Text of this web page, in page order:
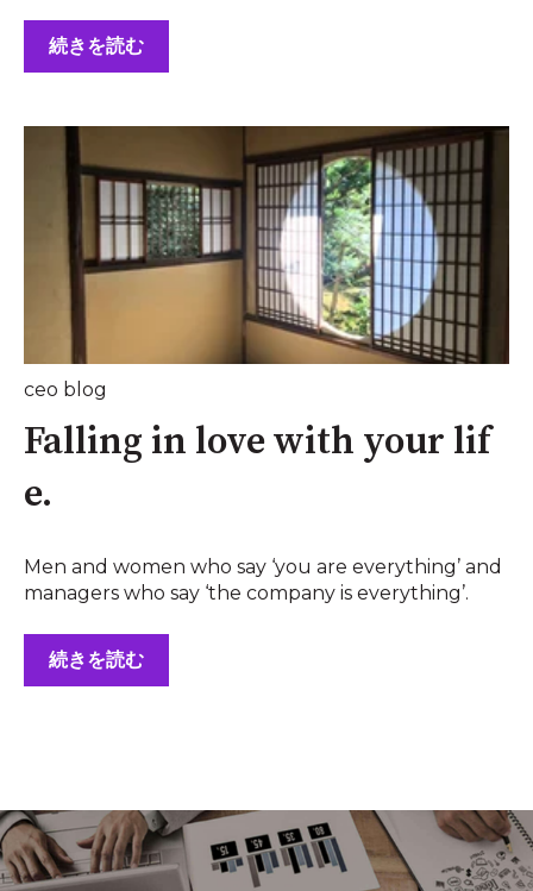
続きを読む
ceo blog
Falling in love with your lif
e.
Men and women who say ‘you are everything’ and
managers who say ‘the company is everything’.
続きを読む